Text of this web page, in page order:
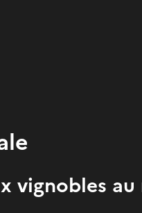
vignobles